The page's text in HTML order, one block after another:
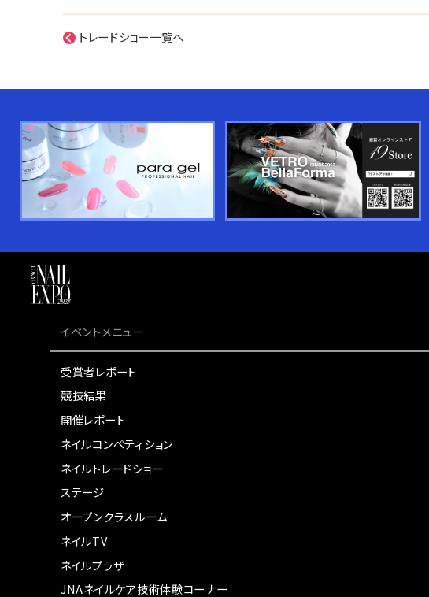
トレードショー一覧へ
イベントメニュー
受賞者レポート
競技結果
開催レポート
ネイルコンペティション
ネイルトレードショー
ステージ
オープンクラスルーム
ネイルTV
ネイルプラザ
JNAネイルケア技術体験コーナー